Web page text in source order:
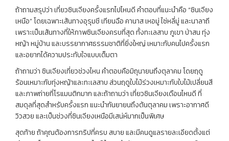
ถ้าถามสรุปว่า เที่ยวซินเจียงครั้งแรกไปไหนดี คำตอบที่แนะนำคือ “ซินเจียง
เหนือ” โดยเฉพาะเส้นทางอุรุมชี เทียนฉือ คานาส เหอมู่ ไซ่หลี่มู่ และนาลาถี
เพราะเป็นเส้นทางที่ให้ภาพซินเจียงครบที่สุด ทั้งทะเลสาบ ภูเขา ป่าสน ทุ่ง
หญ้า หมู่บ้าน และบรรยากาศธรรมชาติที่ยิ่งใหญ่ เหมาะกับคนไปครั้งแรก
และอยากได้ความประทับใจแบบเต็มตา
ถ้าถามว่า ซินเจียงเที่ยวช่วงไหน คำตอบคือมิถุนายนถึงตุลาคม โดยฤดู
ร้อนเหมาะกับทุ่งหญ้าและทะเลสาบ ส่วนฤดูใบไม้ร่วงเหมาะกับใบไม้เปลี่ยนสี
และภาพถ่ายที่โรแมนติกมาก และถ้าถามว่า เที่ยวซินเจียงเดือนไหนดี ที่
สมดุลที่สุดสำหรับครั้งแรก แนะนำกันยายนถึงต้นตุลาคม เพราะอากาศดี
วิวสวย และเป็นช่วงที่ซินเจียงเหนือมีเสน่ห์มากเป็นพิเศษ
สุดท้าย ถ้าคุณต้องการทริปที่ครบ สบาย และมีคนดูแลรายละเอียดตั้งแต่